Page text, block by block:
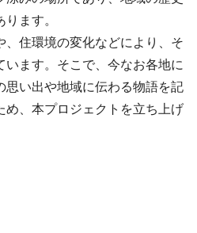
ます。
、住環境の変化などにより、そ
ます。そこで、今なお各地に
思い出や地域に伝わる物語を記
め、本プロジェクトを立ち上げ